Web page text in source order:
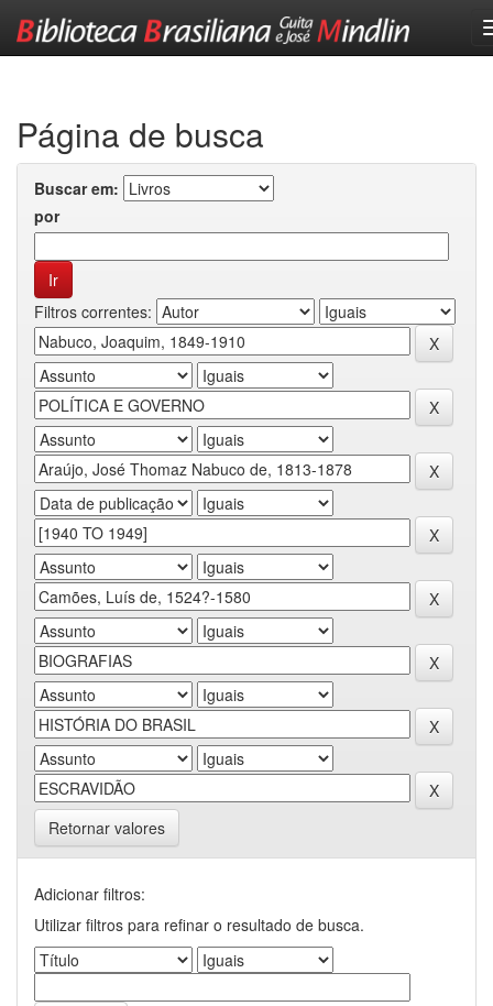
Página de busca
Buscar em:
por
Filtros correntes:
Retornar valores
Adicionar filtros:
Utilizar filtros para refinar o resultado de busca.